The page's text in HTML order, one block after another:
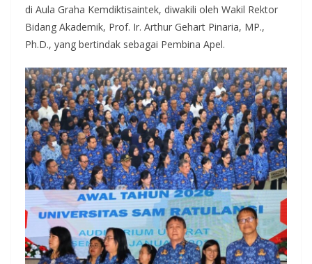
di Aula Graha Kemdiktisaintek, diwakili oleh Wakil Rektor
Bidang Akademik, Prof. Ir. Arthur Gehart Pinaria, MP.,
Ph.D., yang bertindak sebagai Pembina Apel.